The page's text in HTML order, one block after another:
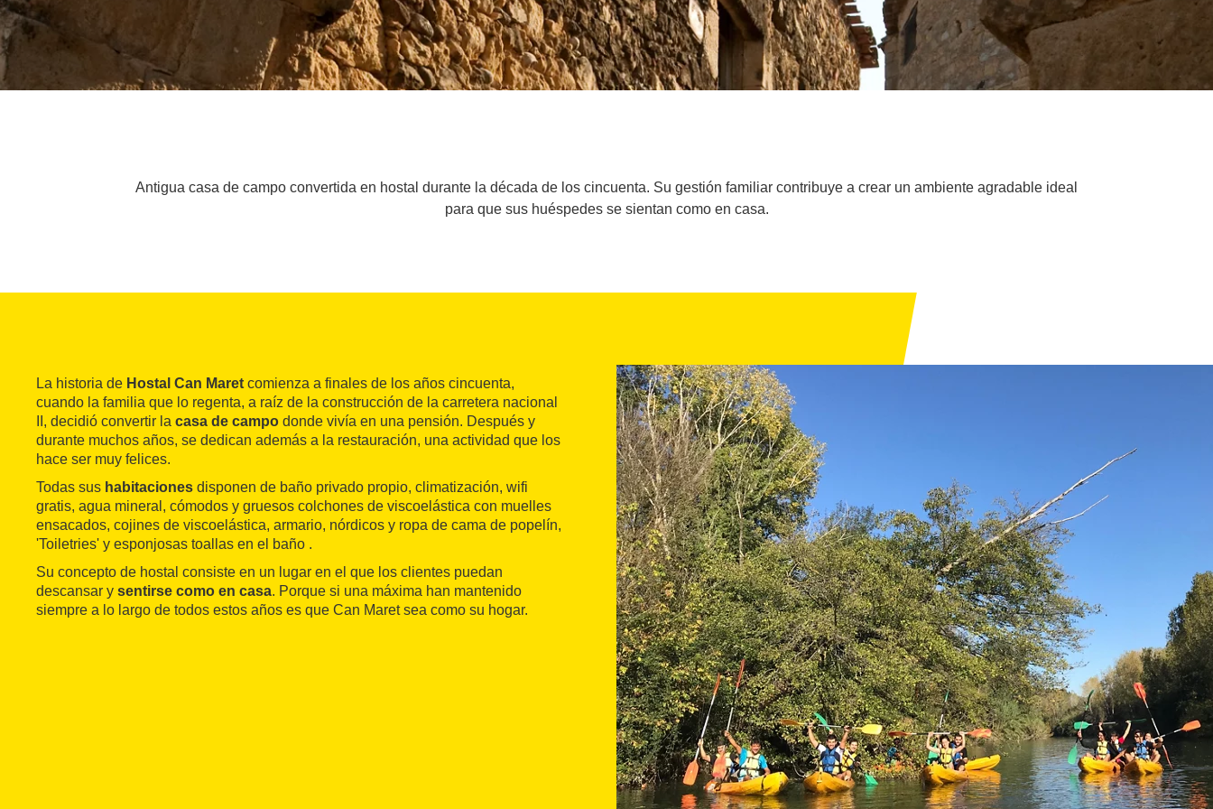
Antigua casa de campo convertida en hostal durante la década de los cincuenta. Su gestión familiar contribuye a crear un ambiente agradable ideal
para que sus huéspedes se sientan como en casa.
La historia de Hostal Can Maret comienza a finales de los años cincuenta,
cuando la familia que lo regenta, a raíz de la construcción de la carretera nacional
II, decidió convertir la casa de campo donde vivía en una pensión. Después y
durante muchos años, se dedican además a la restauración, una actividad que los
hace ser muy felices.
Todas sus habitaciones disponen de baño privado propio, climatización, wifi
gratis, agua mineral, cómodos y gruesos colchones de viscoelástica con muelles
ensacados, cojines de viscoelástica, armario, nórdicos y ropa de cama de popelín,
'Toiletries' y esponjosas toallas en el baño .
Su concepto de hostal consiste en un lugar en el que los clientes puedan
descansar y sentirse como en casa. Porque si una máxima han mantenido
siempre a lo largo de todos estos años es que Can Maret sea como su hogar.